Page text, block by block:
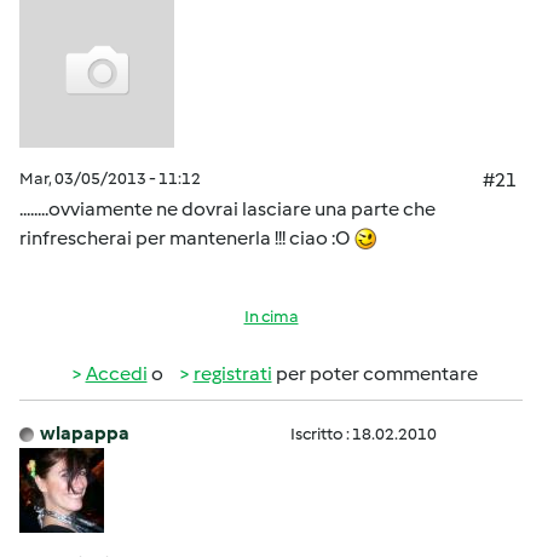
Mar, 03/05/2013 - 11:12
#21
........ovviamente ne dovrai lasciare una parte che
rinfrescherai per mantenerla !!! ciao :O
In cima
Accedi o registrati per poter commentare
wlapappa Iscritto : 18.02.2010